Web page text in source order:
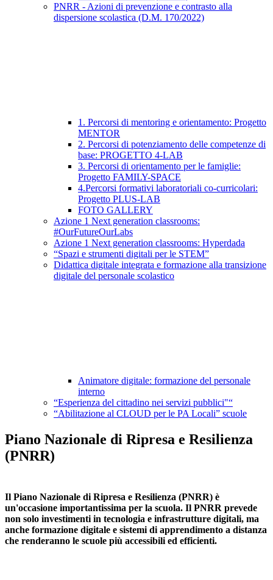
PNRR - Azioni di prevenzione e contrasto alla
dispersione scolastica (D.M. 170/2022)
1. Percorsi di mentoring e orientamento: Progetto
MENTOR
2. Percorsi di potenziamento delle competenze di
base: PROGETTO 4-LAB
3. Percorsi di orientamento per le famiglie:
Progetto FAMILY-SPACE
4.Percorsi formativi laboratoriali co-curricolari:
Progetto PLUS-LAB
FOTO GALLERY
Azione 1 Next generation classrooms:
#OurFutureOurLabs
Azione 1 Next generation classrooms: Hyperdada
“Spazi e strumenti digitali per le STEM”
Didattica digitale integrata e formazione alla transizione
digitale del personale scolastico
Animatore digitale: formazione del personale
interno
“Esperienza del cittadino nei servizi pubblici"“
“Abilitazione al CLOUD per le PA Locali” scuole
Piano Nazionale di Ripresa e Resilienza
(PNRR)
Il Piano Nazionale di Ripresa e Resilienza (PNRR) è
un'occasione importantissima per la scuola. Il PNRR prevede
non solo investimenti in tecnologia e infrastrutture digitali, ma
anche formazione digitale e sistemi di apprendimento a distanza
che renderanno le scuole più accessibili ed efficienti.